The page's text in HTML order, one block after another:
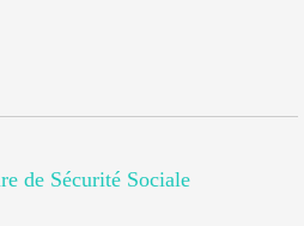
de Sécurité Sociale